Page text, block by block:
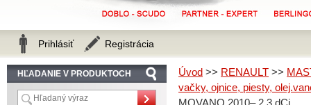
Úvod >> RENAULT >>
vačky, ojnice, piesty,
HĽADANIE V PRODUKTOCH
Prihlásiť Registrácia